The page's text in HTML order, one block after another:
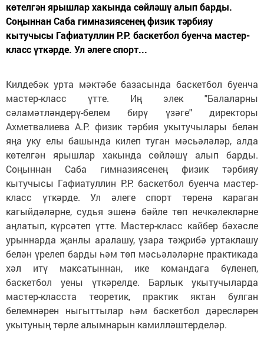
көтелгән ярышлар хакында сөйләшү алып барды.
Соңыннан Саба гимназиясенең физик тәрбияу
кытучысы Гафиатуллин Р.Р. баскетбол буенча мастер-
класс үткәрде. Ул әлеге спорт...
Килдебәк урта мәктәбе базасында баскетбол буенча
мастер-класс үтте.
Иң элек "Балаларны
сәламәтләндерү-белем бирү үзәге"
директоры
Ахметвалиева А.Р. физик тәрбия укытучылары белән
яңа уку елы башында килеп туган мәсьәләләр, алда
көтелгән ярышлар хакында сөйләшү алып барды.
Соңыннан Саба гимназиясенең физик тәрбияу
кытучысы Гафиатуллин Р.Р. баскетбол буенча мастер-
класс үткәрде.
Ул
әлеге спорт төренә караган
кагыйдәләрне, судья эшенә бәйле төп нечкәлекләрне
аңлатып, күрсәтеп үтте. Мастер-класс кайбер бәхәсле
урыннарда җанлы аралашу, үзара тәҗрибә уртаклашу
белән үрелеп барды һәм төп мәсьәләләрне практикада
хәл итү максатыннан, ике командага бүленеп,
баскетбол уены үткәрелде. Барлык укытучыларда
мастер-класста теоретик, практик яктан булган
белемнәрен ныгыттылар һәм баскетбол дәресләрен
укытуның төрле алымнарын камилләштерделәр.